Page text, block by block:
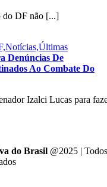
do DF não [...]
Denúncias De
Ao Combate Do
Izalci Lucas para
do Brasil @2025 | Todos